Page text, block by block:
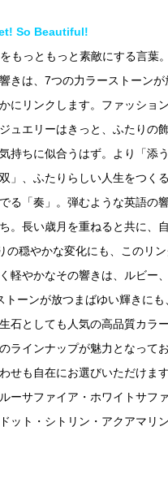
So Beautiful!
もっともっと素敵にする言葉。
きは、7つの力ラーストーンが
にリンクします。ファッショ
ュエリーはきっと、ふたりの
持ちに似合うはず。より「添
」、ふたりらしい人生をつく
る「奏」。弾むような英語の
。長い歳月を重ねると共に、
の穏やかな変化にも、このリン
軽やかなその響きは、ルビー
トーンが放つまばゆい輝きに
石としても人気の高品質カラ
ラインナップが魅力となって
せも自在にお選びいただけま
ーサファイア・ホワイトサフ
ット・シトリン・アクアマリ